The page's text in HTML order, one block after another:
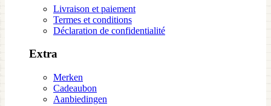
Livraison et paiement
Termes et conditions
Déclaration de confidentialité
Extra
Merken
Cadeaubon
Aanbiedingen